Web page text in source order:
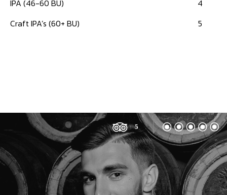
IPA (46-60 BU)
4
Craft IPA’s (60+ BU)
5